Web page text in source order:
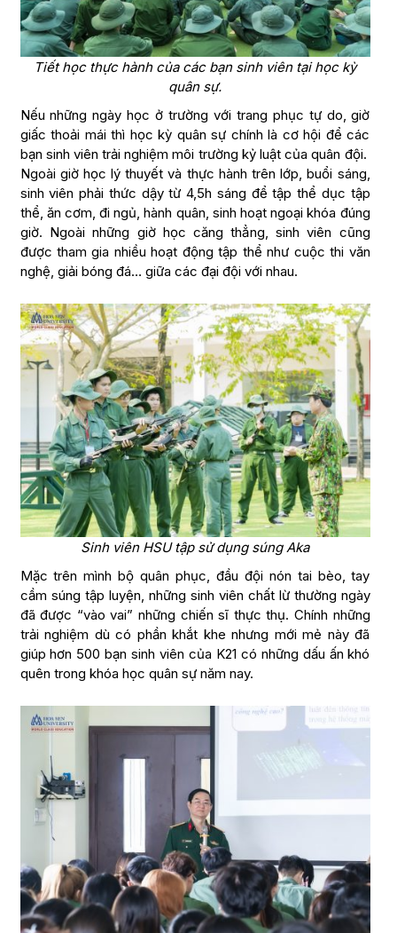
Tiết học thực hành của các bạn sinh viên tại học kỳ
quân sự.
Nếu những ngày học ở trường với trang phục tự do, giờ
giấc thoải mái thì học kỳ quân sự chính là cơ hội để các
bạn sinh viên trải nghiệm môi trường kỷ luật của quân đội.
Ngoài giờ học lý thuyết và thực hành trên lớp, buổi sáng,
sinh viên phải thức dậy từ 4,5h sáng để tập thể dục tập
thể, ăn cơm, đi ngủ, hành quân, sinh hoạt ngoại khóa đúng
giờ. Ngoài những giờ học căng thẳng, sinh viên cũng
được tham gia nhiều hoạt động tập thể như cuộc thi văn
nghệ, giải bóng đá… giữa các đại đội với nhau.
Sinh viên HSU tập sử dụng súng Aka
Mặc trên mình bộ quân phục, đầu đội nón tai bèo, tay
cầm súng tập luyện, những sinh viên chất lừ thường ngày
đã được “vào vai” những chiến sĩ thực thụ. Chính những
trải nghiệm dù có phần khắt khe nhưng mới mẻ này đã
giúp hơn 500 bạn sinh viên của K21 có những dấu ấn khó
quên trong khóa học quân sự năm nay.